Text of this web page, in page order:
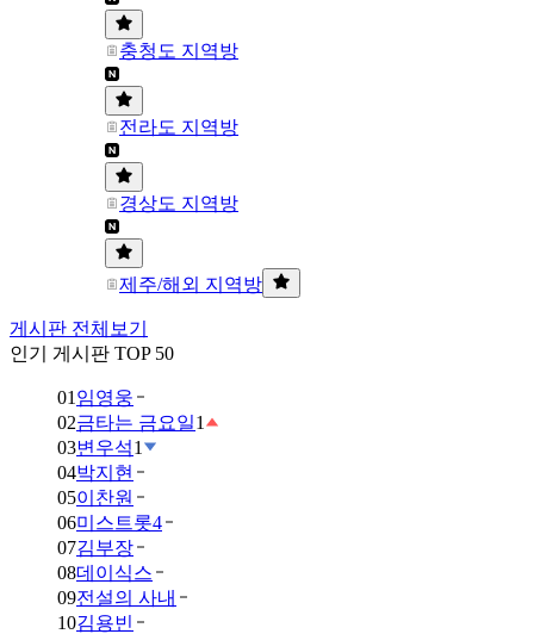
충청도 지역방
전라도 지역방
경상도 지역방
제주/해외 지역방
게시판 전체보기
인기 게시판 TOP 50
01 임영웅
02금타는 금요일1
03변우석1
04박지현
05이찬원
06미스트롯4
07김부장
08데이식스
09전설의 사내
10김용빈